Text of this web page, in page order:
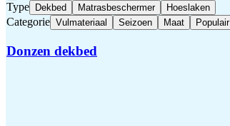
Type Dekbed Matrasbeschermer Hoeslaken
Categorie Vulmateriaal Seizoen Maat Populair
Donzen dekbed